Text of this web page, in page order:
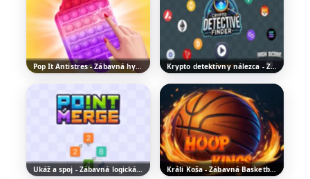
Pop It Antistres - Zábavná hypercasual hra Krypto detektívny nálezca - Zábavná klikacia hra
Ukáž a spoj - Zábavná logická hra Králi Koša - Zábavná Basketbalová Logická Hra